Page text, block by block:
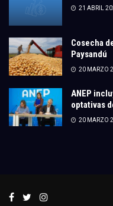
21 ABRIL
Cosecha
Paysandú
20 MARZO
ANEP
optativas
20 MARZO